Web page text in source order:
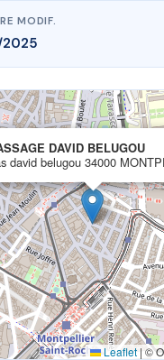
MODIF.
DAVID BELUGOU
david belugou 34000
Leaflet | ©